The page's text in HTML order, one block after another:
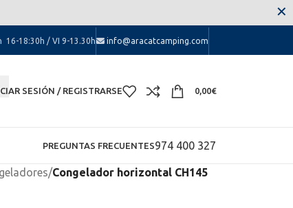
16-18:30h / VI 9-13.30h info@aracatcamping.com
SESIÓN / REGISTRARSE 0,00€
PREGUNTAS FRECUENTES974 400 327
✕
/Congelador horizontal CH145